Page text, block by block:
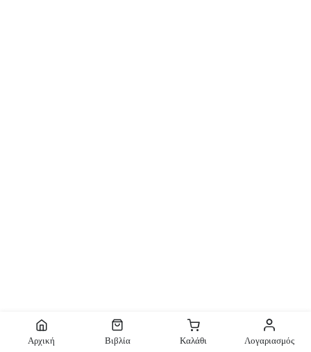
Αρχική Βιβλία Καλάθι Λογαριασμός